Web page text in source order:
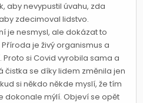
aby nevypustil úvahu, zda
zdecimoval lidstvo.
je nesmysl, ale dokázat to
je živý organismus a
si Covid vyrobila sama a
čistka se díky lidem změnila jen
si někdo někde myslí, že tím
dokonale mýlí. Objeví se opět